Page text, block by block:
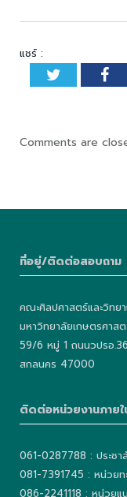
แชร์ :
Twitter
Comments are
ที่อยู่/ติดต่อสอบถาม
คณะศิลปศาสตร์และวิทย
มหาวิทยาลัยเกษตรศาส
59/6 หมู่ 1 ถนนวปรอ
สกลนคร 47000
ติดต่อหน่วยงานภายใ
061-0287788 : ประช
081-7391745 : หน่วยท
086-2241118 : หน่วยแ